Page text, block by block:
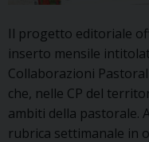
Il progetto editoriale
inserto mensile
Collaborazioni
che, nelle CP del
ambiti della pastorale.
rubrica settimanale in